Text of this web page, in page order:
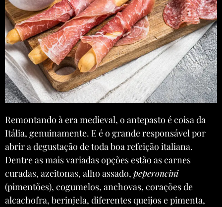
Remontando à era medieval, o antepasto é coisa da
Itália, genuinamente. E é o grande responsável por
abrir a degustação de toda boa refeição italiana.
Dentre as mais variadas opções estão as carnes
curadas, azeitonas, alho assado, peperoncini
(pimentões), cogumelos, anchovas, corações de
alcachofra, berinjela, diferentes queijos e pimenta,